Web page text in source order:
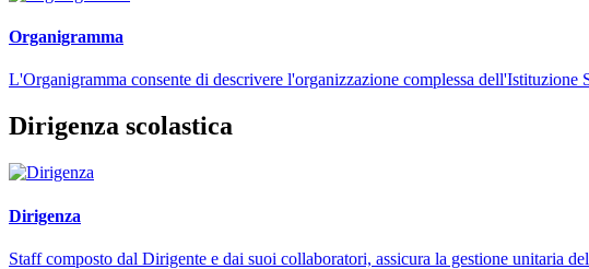
Organigramma
L'Organigramma consente di descrivere l'organizzazione complessa dell'Istituzione
Dirigenza scolastica
Dirigenza
Staff composto dal Dirigente e dai suoi collaboratori, assicura la gestione unitaria